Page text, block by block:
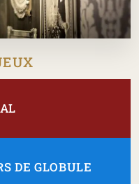
DE GLOBULE